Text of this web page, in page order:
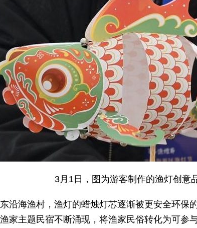
3月1日，图为游客制作的渔灯创意
沿海渔村，渔灯的蜡烛灯芯逐渐被更安全环保
家主题民宿不断涌现，将渔家民俗转化为可参